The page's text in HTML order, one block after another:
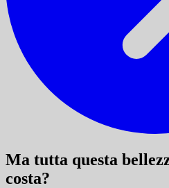
Ma tutta questa
costa?